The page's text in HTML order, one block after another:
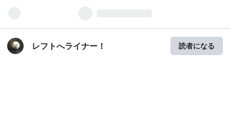
レフトへライナー！ 読者になる